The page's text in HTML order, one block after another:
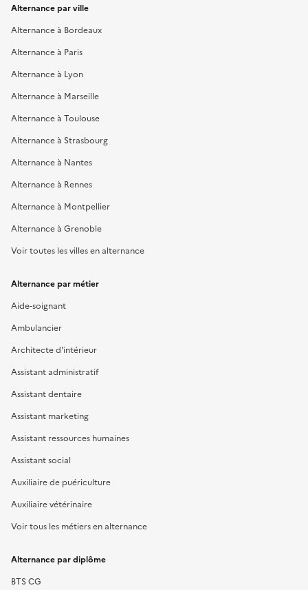
Alternance par ville
Alternance à Bordeaux
Alternance à Paris
Alternance à Lyon
Alternance à Marseille
Alternance à Toulouse
Alternance à Strasbourg
Alternance à Nantes
Alternance à Rennes
Alternance à Montpellier
Alternance à Grenoble
Voir toutes les villes en alternance
Alternance par métier
Aide-soignant
Ambulancier
Architecte d'intérieur
Assistant administratif
Assistant dentaire
Assistant marketing
Assistant ressources humaines
Assistant social
Auxiliaire de puériculture
Auxiliaire vétérinaire
Voir tous les métiers en alternance
Alternance par diplôme
BTS CG